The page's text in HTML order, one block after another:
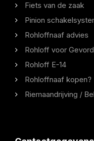
Fiets van de zaak
Pinion
Rohloffnaaf advies
Rohloff voor
Rohloff E-14
Rohloffnaaf kopen?
Riemaandrijving /